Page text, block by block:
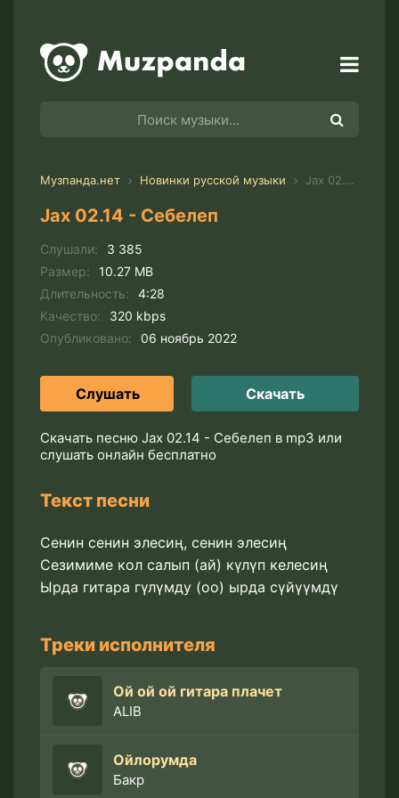
Музпанда.нет Новинки русской музыки Jax 02.14 - Себелеп
Jax 02.14 - Себелеп
Слушали:
3 385
Размер:
10.27 MB
Длительность:
4:28
Качество:
320 kbps
Опубликовано:
06 ноябрь 2022
Слушать Скачать
Скачать песню Jax 02.14 - Себелеп в mp3 или
слушать онлайн бесплатно
Текст песни
Сенин сенин элесиң, сенин элесиң
Сезимиме кол салып (ай) күлүп келесиң
Ырда гитара гүлүмду (оо) ырда сүйүүмдү
Треки исполнителя
Ой ой ой гитара плачет
ALIB
Ойлорумда
Бакр